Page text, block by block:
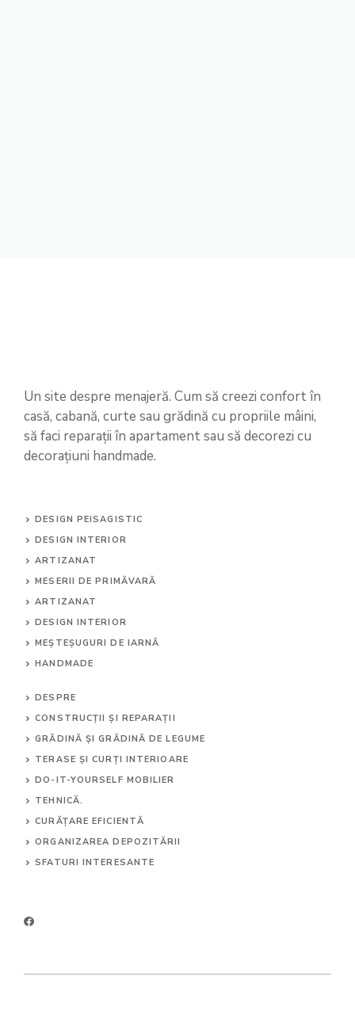
Un site despre menajeră. Cum să creezi confort în
casă, cabană, curte sau grădină cu propriile mâini,
să faci reparații în apartament sau să decorezi cu
decorațiuni handmade.
DESIGN PEISAGISTIC
DESIGN INTERIOR
ARTIZANAT
MESERII DE PRIMĂVARĂ
ARTIZANAT
DESIGN INTERIOR
MEȘTEȘUGURI DE IARNĂ
HANDMADE
DESPRE
CONSTRUCȚII ȘI REPARAȚII
GRĂDINĂ ȘI GRĂDINĂ DE LEGUME
TERASE ȘI CURȚI INTERIOARE
DO-IT-YOURSELF MOBILIER
TEHNICĂ.
CURĂȚARE EFICIENTĂ
ORGANIZAREA DEPOZITĂRII
SFATURI INTERESANTE